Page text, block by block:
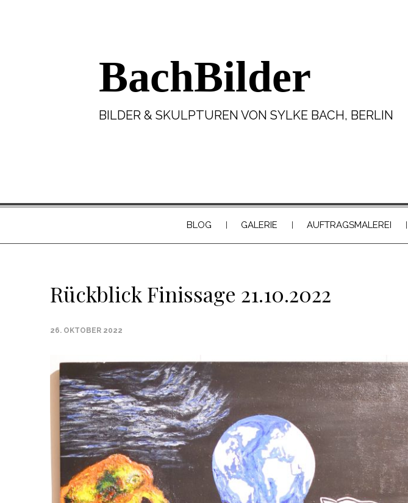
BachBilder
BILDER & SKULPTUREN VON SYLKE BACH, BERLIN
BLOG GALERIE AUFTRAGSMALEREI
Rückblick Finissage 21.10.2022
26. OKTOBER 2022